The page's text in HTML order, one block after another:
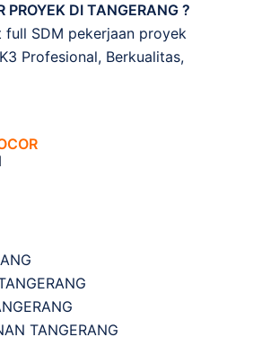
PROYEK DI TANGERANG ?
full SDM pekerjaan proyek
Profesional, Berkualitas,
TANGERANG